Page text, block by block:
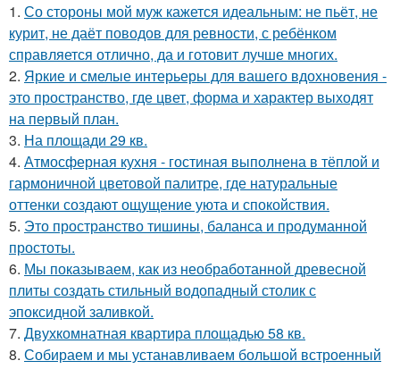
1. Со стороны мой муж кажется идеальным: не пьёт, не
курит, не даёт поводов для ревности, с ребёнком
справляется отлично, да и готовит лучше многих.
2. Яркие и смелые интерьеры для вашего вдохновения -
это пространство, где цвет, форма и характер выходят
на первый план.
3. На площади 29 кв.
4. Атмосферная кухня - гостиная выполнена в тёплой и
гармоничной цветовой палитре, где натуральные
оттенки создают ощущение уюта и спокойствия.
5. Это пространство тишины, баланса и продуманной
простоты.
6. Мы показываем, как из необработанной древесной
плиты создать стильный водопадный столик с
эпоксидной заливкой.
7. Двухкомнатная квартира площадью 58 кв.
8. Собираем и мы устанавливаем большой встроенный